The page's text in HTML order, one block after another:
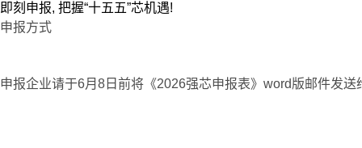
即刻申报, 把握“十五五”芯机遇!
申报方式
申报企业请于6月8日前将《2026强芯申报表》word版邮件发送